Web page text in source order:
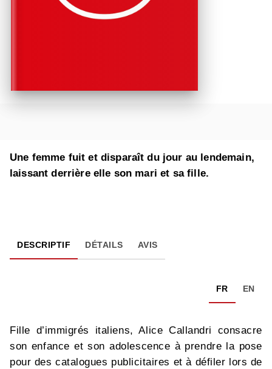
Une femme fuit et disparaît du jour au lendemain,
laissant derrière elle son mari et sa fille.
DESCRIPTIF DÉTAILS AVIS
FR EN
Fille d’immigrés italiens, Alice Callandri consacre
son enfance et son adolescence à prendre la pose
pour des catalogues publicitaires et à défiler lors de